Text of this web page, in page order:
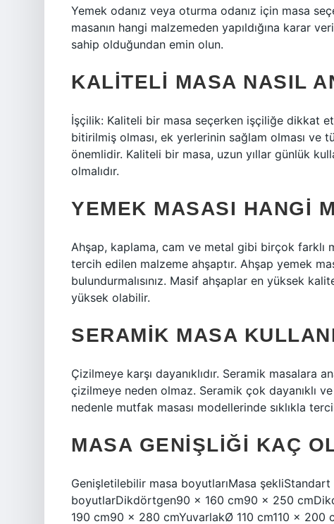
Yemek odanız veya oturma odanız için masa
masanın hangi malzemeden yapıldığına karar
sahip olduğundan emin olun.
KALITELI MASA NASIL
İşçilik: Kaliteli bir masa seçerken işçiliğe dikkat
bitirilmiş olması, ek yerlerinin sağlam olması ve
önemlidir. Kaliteli bir masa, uzun yıllar günlük
olmalıdır.
YEMEK MASASI HANGI
Ahşap, kaplama, cam ve metal gibi birçok farklı
tercih edilen malzeme ahşaptır. Ahşap yemek
bulundurmalısınız. Masif ahşaplar en yüksek
yüksek olabilir.
SERAMIK MASA
Çizilmeye karşı dayanıklıdır. Seramik
çizilmeye neden olmaz. Seramik çok dayanıklı
nedenle mutfak masası modellerinde sıklıkla
MASA GENIŞLIĞI KAÇ
Genişletilebilir masa boyutlarıMasa
boyutlarDikdörtgen90 x 160 cm90 x 250
190 cm90 x 280 cmYuvarlakØ 110 cm110 x 200